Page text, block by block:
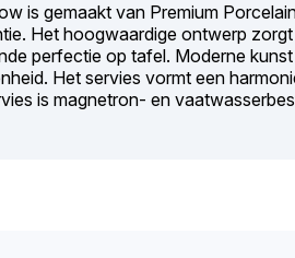
is gemaakt van Premium
Het hoogwaardige ontwerp
perfectie op tafel. Moderne
Het servies vormt een
is magnetron- en